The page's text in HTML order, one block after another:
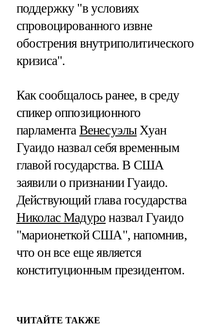
поддержку "в условиях
спровоцированного извне
обострения внутриполитического
кризиса".
Как сообщалось ранее, в среду
спикер оппозиционного
парламента ВенесуэлыХуан
Гуаидо назвал себя временным
главой государства. В США
заявили о признании Гуаидо.
Действующий глава государства
Николас Мадуро назвал Гуаидо
"марионеткой США", напомнив,
что он все еще является
конституционным президентом.
ЧИТАЙТЕ ТАКЖЕ